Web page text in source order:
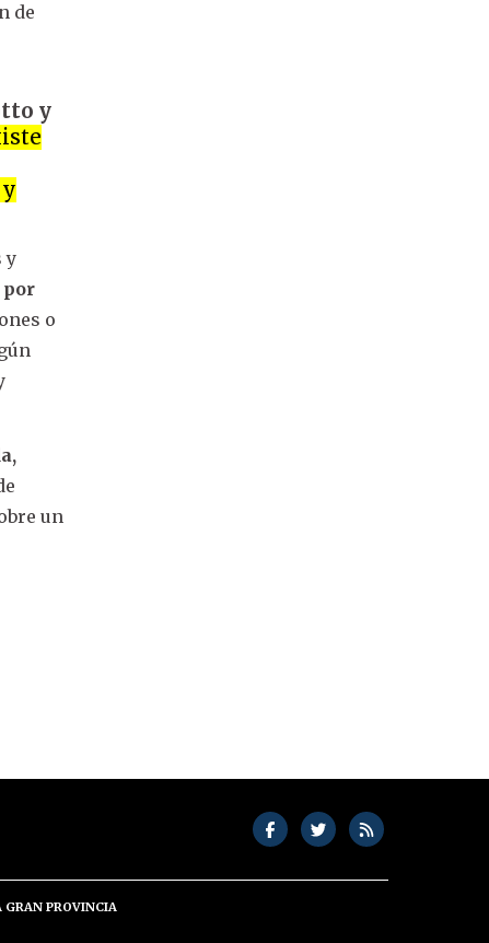
de
y
y
por
o
un
GRAN PROVINCIA